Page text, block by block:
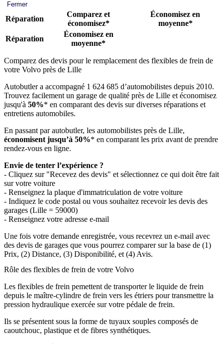
Fermer
Réparation
Comparez et
économisez*
Économisez en
moyenne*
Réparation
Économisez en
moyenne*
Comparez des devis pour le remplacement des flexibles de frein de
votre Volvo près de Lille
Autobutler a accompagné 1 624 685 d’automobilistes depuis 2010.
Trouvez facilement un garage de qualité près de Lille et économisez
jusqu'à 50%* en comparant des devis sur diverses réparations et
entretiens automobiles.
En passant par autobutler, les automobilistes près de Lille,
économisent jusqu’à 50%* en comparant les prix avant de prendre
rendez-vous en ligne.
Envie de tenter l’expérience ?
- Cliquez sur "Recevez des devis" et sélectionnez ce qui doit être fait
sur votre voiture
- Renseignez la plaque d'immatriculation de votre voiture
- Indiquez le code postal ou vous souhaitez recevoir les devis des
garages (Lille = 59000)
- Renseignez votre adresse e-mail
Une fois votre demande enregistrée, vous recevrez un e-mail avec
des devis de garages que vous pourrez comparer sur la base de (1)
Prix, (2) Distance, (3) Disponibilité, et (4) Avis.
Rôle des flexibles de frein de votre Volvo
Les flexibles de frein pemettent de transporter le liquide de frein
depuis le maître-cylindre de frein vers les étriers pour transmettre la
pression hydraulique exercée sur votre pédale de frein.
Ils se présentent sous la forme de tuyaux souples composés de
caoutchouc, plastique et de fibres synthétiques.